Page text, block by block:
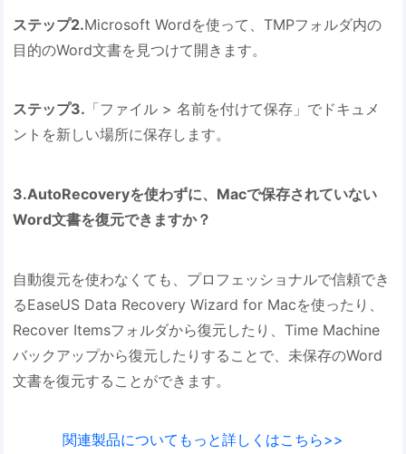
ステップ2.Microsoft Wordを使って、TMPフォルダ内の
目的のWord文書を見つけて開きます。
ステップ3. 「ファイル > 名前を付けて保存」でドキュメ
ントを新しい場所に保存します。
3.AutoRecoveryを使わずに、Macで保存されていない
Word文書を復元できますか？
自動復元を使わなくても、プロフェッショナルで信頼でき
るEaseUS Data Recovery Wizard for Macを使ったり、
Recover Itemsフォルダから復元したり、Time Machine
バックアップから復元したりすることで、未保存のWord
文書を復元することができます。
関連製品についてもっと詳しくはこちら>>